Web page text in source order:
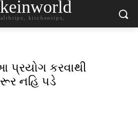
kitchentips,
પ્રયોગ કરવાથી
નહિ પડે